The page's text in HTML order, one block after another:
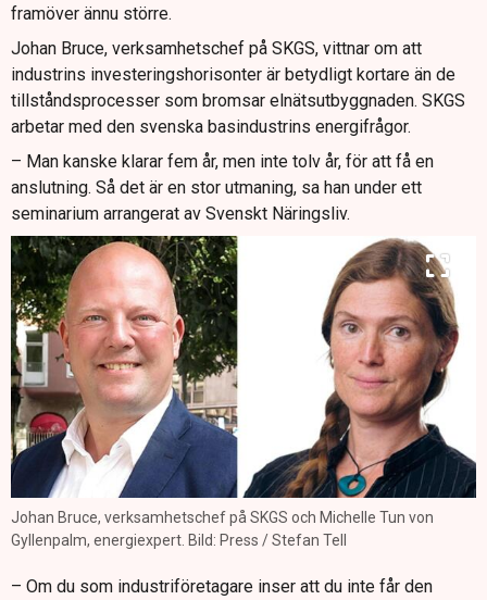
framöver ännu större.
Johan Bruce, verksamhetschef på SKGS, vittnar om att
industrins investeringshorisonter är betydligt kortare än de
tillståndsprocesser som bromsar elnätsutbyggnaden. SKGS
arbetar med den svenska basindustrins energifrågor.
– Man kanske klarar fem år, men inte tolv år, för att få en
anslutning. Så det är en stor utmaning, sa han under ett
seminarium arrangerat av Svenskt Näringsliv.
Johan Bruce, verksamhetschef på SKGS och Michelle Tun von
Gyllenpalm, energiexpert. Bild: Press / Stefan Tell
– Om du som industriföretagare inser att du inte får den